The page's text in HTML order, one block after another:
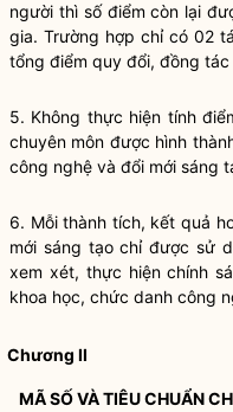
người thì số điểm còn lại
gia. Trường hợp chỉ có 02
tổng điểm quy đổi, đồng
5. Không thực hiện tính
chuyên môn được hình
công nghệ và đổi mới sáng
6. Mỗi thành tích, kết quả
mới sáng tạo chỉ được sử
xem xét, thực hiện chính
khoa học, chức danh công
Chương II
MÃ SỐ VÀ TIÊU CHUẨN